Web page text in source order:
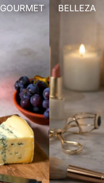
GOURMET BELLEZA